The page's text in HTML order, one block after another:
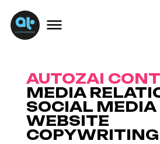
AUTOZAI
MEDIA
SOCIAL MEDIA
WEBSITE
COPYWRITING